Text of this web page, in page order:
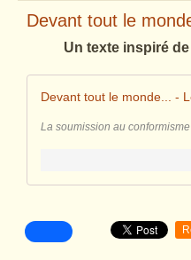
Devant tout le
Un texte inspiré
Devant tout le monde... -
La soumission au